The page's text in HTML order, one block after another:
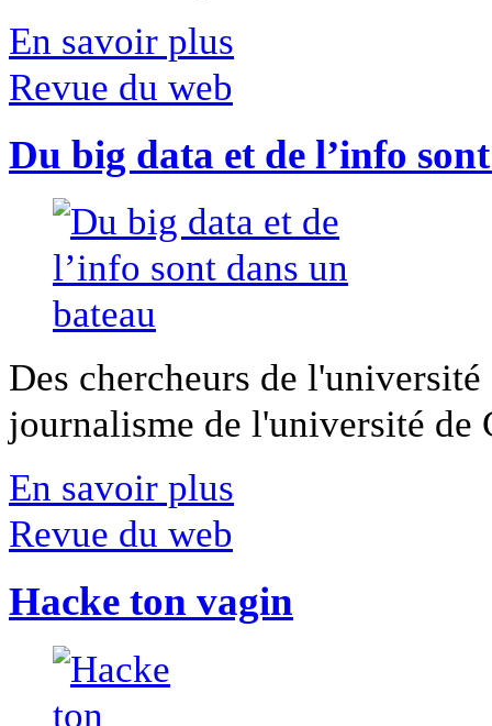
En savoir plus
Revue du web
Du big data et de l’info
Des chercheurs de
journalisme de l'université
En savoir plus
Revue du web
Hacke ton vagin